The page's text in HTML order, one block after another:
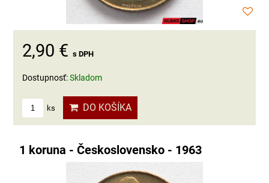
2,90 € s DPH
Dostupnosť:Skladom
ks DO KOŠÍKA
1 koruna - Československo - 1963